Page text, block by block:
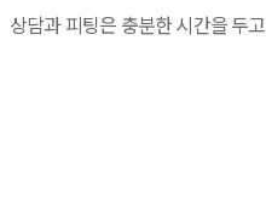
상담과 피팅은 충분한 시간을 두고